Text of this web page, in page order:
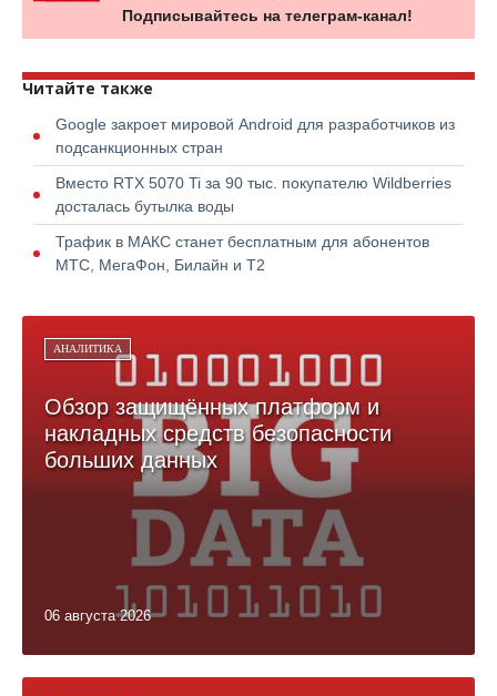
Подписывайтесь на телеграм-канал!
Читайте также
Google закроет мировой Android для разработчиков из
подсанкционных стран
Вместо RTX 5070 Ti за 90 тыс. покупателю Wildberries
досталась бутылка воды
Трафик в МАКС станет бесплатным для абонентов
МТС, МегаФон, Билайн и Т2
АНАЛИТИКА
Обзор защищённых платформ и
накладных средств безопасности
больших данных
06 августа 2026